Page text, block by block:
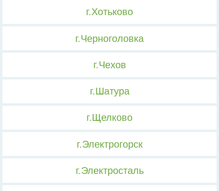
г.Хотьково
г.Черноголовка
г.Чехов
г.Шатура
г.Щелково
г.Электрогорск
г.Электросталь